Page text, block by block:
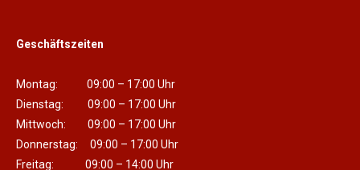
Geschäftszeiten
Montag: 09:00 – 17:00 Uhr
Dienstag: 09:00 – 17:00 Uhr
Mittwoch: 09:00 – 17:00 Uhr
Donnerstag: 09:00 – 17:00 Uhr
Freitag: 09:00 – 14:00 Uhr